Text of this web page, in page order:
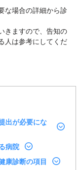
な場合の詳細から診
きますので、告知の
人は参考にしてくだ
出が必要にな
病院
康診断の項目